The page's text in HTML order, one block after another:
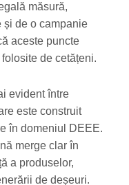
măsură,
și de o campanie
aceste puncte
de cetățeni.
evident între
este construit
în domeniul DEEE.
merge clar în
a produselor,
de deșeuri.